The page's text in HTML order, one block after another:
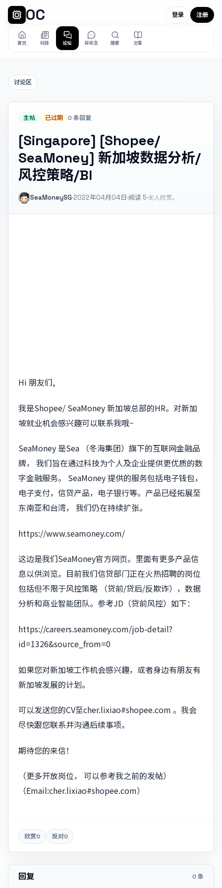
OC
首页 科技 论坛 碎碎念 搜索 文章
登录 注册
讨论区
主帖 已过期 0 条回复
[Singapore] [Shopee/
SeaMoney] 新加坡数据分析/
风控策略/BI
SeaMoneySG·2022年04月04日·阅读 5·无人欣赏。
Hi 朋友们,
我是Shopee/ SeaMoney 新加坡总部的HR。对新加
坡就业机会感兴趣可以联系我哦~
SeaMoney 是Sea （冬海集团）旗下的互联网金融品
牌， 我们旨在通过科技为个人及企业提供更优质的数
字金融服务。 SeaMoney 提供的服务包括电子钱包，
电子支付，信贷产品，电子银行等。产品已经拓展至
东南亚和台湾， 我们仍在持续扩张。
https://www.seamoney.com/
这边是我们SeaMoney官方网页。里面有更多产品信
息以供浏览。目前我们信贷部门正在火热招聘的岗位
包括但不限于风控策略 （贷前/贷后/反欺诈），数据
分析和商业智能团队。参考JD（贷前风控）如下：
https://careers.seamoney.com/job-detail?
id=1326&source_from=0
如果您对新加坡工作机会感兴趣，或者身边有朋友有
新加坡发展的计划。
可以发送您的CV至cher.lixiao#shopee.com 。我会
尽快跟您联系并沟通后续事项。
期待您的来信！
（更多开放岗位， 可以参考我之前的发帖）
（Email:cher.lixiao#shopee.com）
欣赏0 反对0
回复 0 条